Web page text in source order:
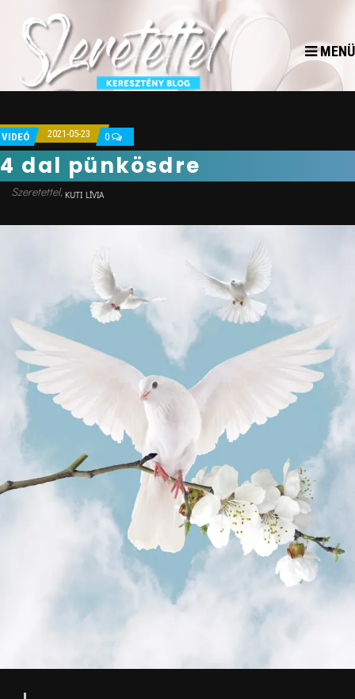
MENÜ
VIDEÓ 2021-05-23 0
4 dal pünkösdre
KUTI LÍVIA